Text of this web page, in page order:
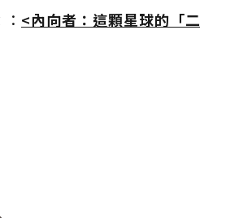
<內向者：這顆星球的「二